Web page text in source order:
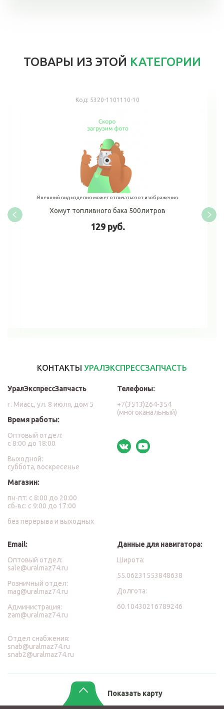
ТОВАРЫ ИЗ ЭТОЙ КАТЕГОРИИ
Код: 5320-1101110-10
Внешний вид изделия может отличаться от изображения
Хомут топливного бака 500литров
129 руб.
КОНТАКТЫ УРАЛЭКСПРЕССЗАПЧАСТЬ
УралЭкспрессЗапчасть
г. Миасс, ул. 8 июля, дом 5
Время работы:
Оптовый отдел:
с 8:00 до 18:00
Выходной:
суббота, воскресенье
Магазин:
пн-пт: с 8:00 до 20:00
сб-вс: с 9:00 до 17:00
без перерыва и выходных
Телефоны:
+7(3513)264-354
(многоканальный)
Email:
Оптовый отдел:
sale@uralmaz74.ru
Розничный отдел:
mag@uralmaz74.ru
Администрация:
zam@uralmaz74.ru
Отдел снабжения:
snab@uralmaz74.ru
snab2@uralmaz74.ru
Данные для навигатора:
Широта:
55.06231553848638
Долгота:
60.10430216789246
Показать карту